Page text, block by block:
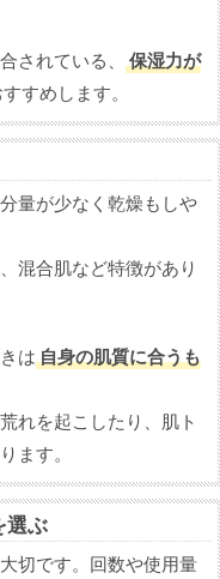
されている、
保湿力が
すめします。
量が少なく乾燥もしや
混合肌など特徴があり
は 自身の肌質に合うも
れを起こしたり、肌ト
ます。
選ぶ
切です。回数や使用量